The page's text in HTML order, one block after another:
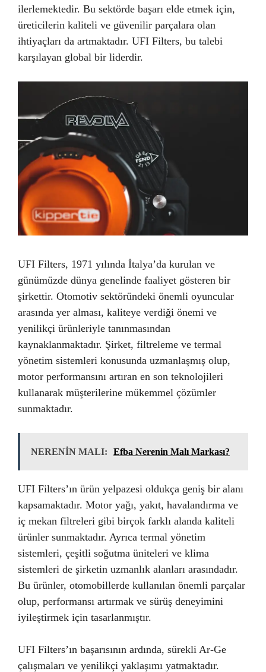
ilerlemektedir. Bu sektörde başarı elde etmek için,
üreticilerin kaliteli ve güvenilir parçalara olan
ihtiyaçları da artmaktadır. UFI Filters, bu talebi
karşılayan global bir liderdir.
UFI Filters, 1971 yılında İtalya’da kurulan ve
günümüzde dünya genelinde faaliyet gösteren bir
şirkettir. Otomotiv sektöründeki önemli oyuncular
arasında yer alması, kaliteye verdiği önemi ve
yenilikçi ürünleriyle tanınmasından
kaynaklanmaktadır. Şirket, filtreleme ve termal
yönetim sistemleri konusunda uzmanlaşmış olup,
motor performansını artıran en son teknolojileri
kullanarak müşterilerine mükemmel çözümler
sunmaktadır.
NERENİN MALI: Efba Nerenin Malı Markası?
UFI Filters’ın ürün yelpazesi oldukça geniş bir alanı
kapsamaktadır. Motor yağı, yakıt, havalandırma ve
iç mekan filtreleri gibi birçok farklı alanda kaliteli
ürünler sunmaktadır. Ayrıca termal yönetim
sistemleri, çeşitli soğutma üniteleri ve klima
sistemleri de şirketin uzmanlık alanları arasındadır.
Bu ürünler, otomobillerde kullanılan önemli parçalar
olup, performansı artırmak ve sürüş deneyimini
iyileştirmek için tasarlanmıştır.
UFI Filters’ın başarısının ardında, sürekli Ar-Ge
çalışmaları ve yenilikçi yaklaşımı yatmaktadır.